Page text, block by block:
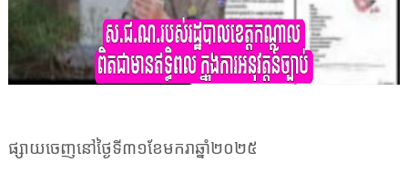
ផ្សាយចេញនៅថ្ងៃទី៣១ខែមករាឆ្នាំ២០២៥